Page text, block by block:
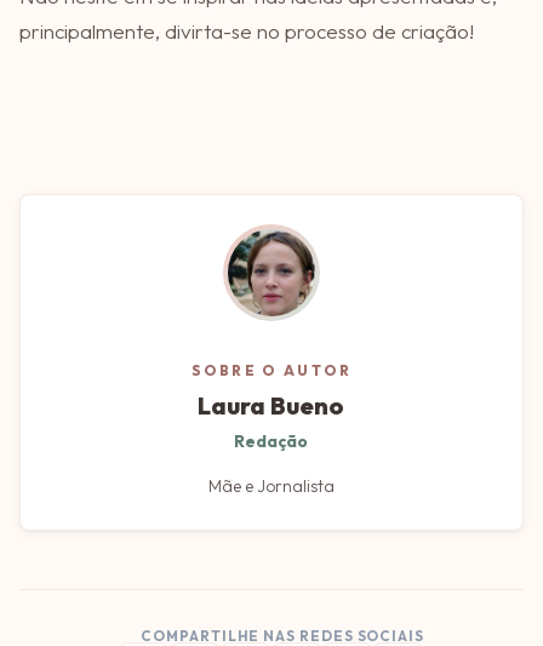
principalmente, divirta-se no processo de criação!
SOBRE O AUTOR
Laura Bueno
Redação
Mãe e Jornalista
COMPARTILHE NAS REDES SOCIAIS